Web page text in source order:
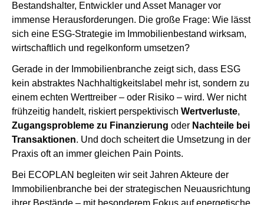
Bestandshalter, Entwickler und Asset Manager vor
immense Herausforderungen. Die große Frage: Wie lässt
sich eine ESG-Strategie im Immobilienbestand wirksam,
wirtschaftlich und regelkonform umsetzen?
Gerade in der Immobilienbranche zeigt sich, dass ESG
kein abstraktes Nachhaltigkeitslabel mehr ist, sondern zu
einem echten Werttreiber – oder Risiko – wird. Wer nicht
frühzeitig handelt, riskiert perspektivisch Wertverluste,
Zugangsprobleme zu Finanzierung oder Nachteile bei
Transaktionen. Und doch scheitert die Umsetzung in der
Praxis oft an immer gleichen Pain Points.
Bei ECOPLAN begleiten wir seit Jahren Akteure der
Immobilienbranche bei der strategischen Neuausrichtung
ihrer Bestände – mit besonderem Fokus auf energetische